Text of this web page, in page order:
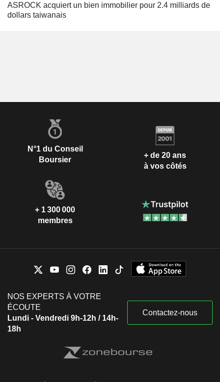
ASROCK acquiert un bien immobilier pour 2.4 milliards de
dollars taiwanais
N°1 du Conseil
Boursier
+ de 20 ans
à vos côtés
+ 1 300 000
membres
NOS EXPERTS À VOTRE
ÉCOUTE
Lundi - Vendredi 9h-12h / 14h-
18h
Contactez-nous